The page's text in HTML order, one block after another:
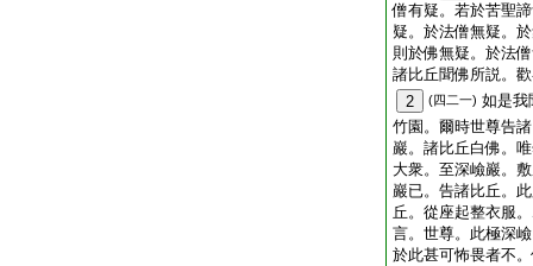
僧有疑。若於苦聖
疑。於法僧無疑。
則於佛無疑。於法
諸比丘聞佛所説。
2
(四二一) 如是我
竹園。爾時世尊告
巖。諸比丘白佛。
大衆。至深嶮巖。
巖已。告諸比丘。
丘。從座起整衣服
言。世尊。此極深
於此甚可怖畏者不